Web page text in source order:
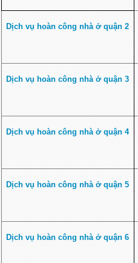
Dịch vụ hoàn công nhà ở quận 2
Dịch vụ hoàn công nhà ở quận 3
Dịch vụ hoàn công nhà ở quận 4
Dịch vụ hoàn công nhà ở quận 5
Dịch vụ hoàn công nhà ở quận 6